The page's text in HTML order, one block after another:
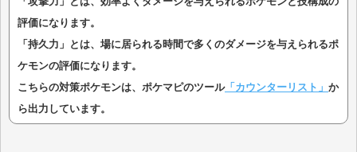
評価になります。
「持久力」とは、場に居られる時間で多くのダメージを与えられるポ
ケモンの評価になります。
こちらの対策ポケモンは、ポケマピのツール「カウンターリスト」 か
ら出力しています。